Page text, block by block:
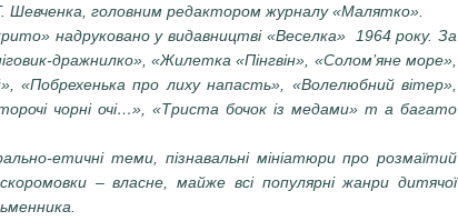
Шевченка, головним редактором журналу «Малятко».
надруковано у видавництві «Веселка» 1964 року. За
дражнилко», «Жилетка «Пінгвін», «Солом’яне море»,
про лиху напасть», «Волелюбний вітер»,
чорні очі…», «Триста бочок із медами» т а багато
етичні теми, пізнавальні мініатюри про розмаїтий
– власне, майже всі популярні жанри дитячої